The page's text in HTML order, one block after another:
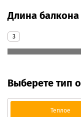
Длина балкона
3
Выберете тип
Теплое